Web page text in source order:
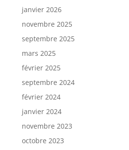
janvier 2026
novembre 2025
septembre 2025
mars 2025
février 2025
septembre 2024
février 2024
janvier 2024
novembre 2023
octobre 2023